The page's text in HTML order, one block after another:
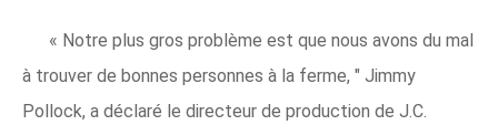
« Notre plus gros problème est que nous avons du mal
à trouver de bonnes personnes à la ferme, " Jimmy
Pollock, a déclaré le directeur de production de J.C.